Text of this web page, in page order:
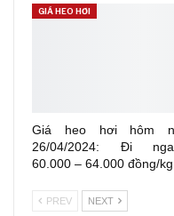
GIÁ HEO HƠI
Giá heo hơi hôm
26/04/2024: Đi
60.000 – 64.000 đồng/kg
PREV NEXT